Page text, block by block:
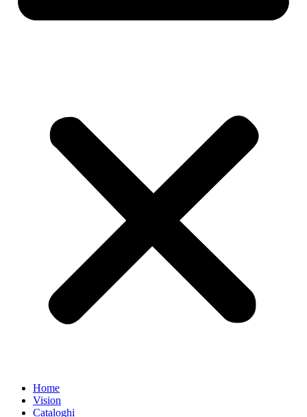
Home
Vision
Cataloghi